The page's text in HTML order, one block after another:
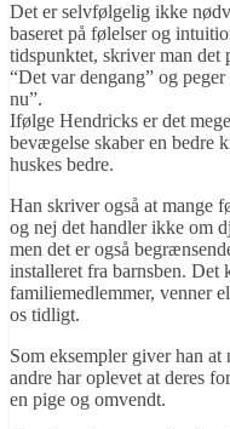
Det er selvfølgelig ikke
baseret på følelser og
tidspunktet, skriver man det
“Det var dengang” og
nu”.
Ifølge Hendricks er det
bevægelse skaber en bedre
huskes bedre.
Han skriver også at mange
og nej det handler ikke om
men det er også
installeret fra barnsben.
familiemedlemmer, venner
os tidligt.
Som eksempler giver han
andre har oplevet at deres
en pige og omvendt.